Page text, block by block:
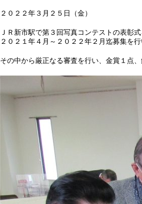
２０２２年３月２５日（金）
ＪＲ新市駅で第３回写真コンテストの表彰式
２０２１年４月～２０２２年２月迄募集を
その中から厳正なる審査を行い、金賞１点